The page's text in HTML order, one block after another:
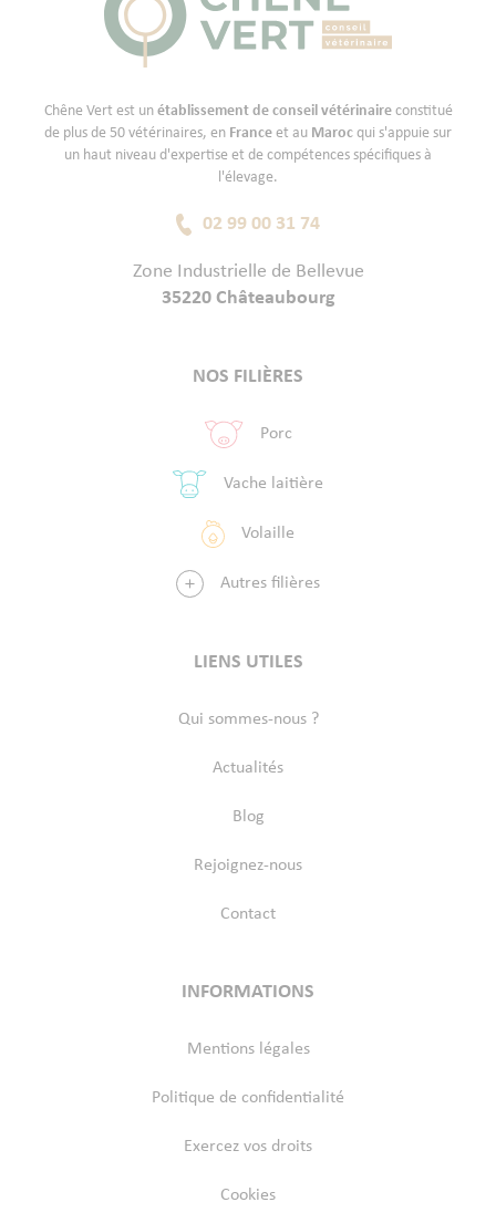
Chêne Vert est un établissement de conseil vétérinaireconstitué
de plus de 50 vétérinaires, en France et au Maroc qui s'appuie sur
un haut niveau d'expertise et de compétences spécifiques à
l'élevage.
02 99 00 31 74
Zone Industrielle de Bellevue
35220 Châteaubourg
NOS FILIÈRES
Porc
Vache laitière
Volaille
Autres filières
LIENS UTILES
Qui sommes-nous ?
Actualités
Blog
Rejoignez-nous
Contact
INFORMATIONS
Mentions légales
Politique de confidentialité
Exercez vos droits
Cookies